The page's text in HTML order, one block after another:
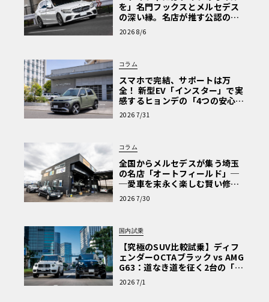
を」名門フックスとメルセデス
の深い縁。名店が推す公認の安
心と、Cクラスで味わうシルキー
な走り〈PR〉
2026 8/6
コラム
スマホで完結、サポートは万
全！ 新型EV「インスター」で実
感するヒョンデの「4つの安心」
【第1回・ヒョンデ6つの疑問：
Why? Hyundai?】〈PR〉
2026 7/31
コラム
全国からメルセデスが集う埼玉
の名店「オートフィールド」─
─愛車を末永く楽しむ賢い修理
術と、プロがフックス製オイル
を選ぶ理由〈PR〉
2026 7/30
国内試乗
【究極のSUV比較試乗】ディフ
ェンダーOCTAブラック vs AMG
G63：道なき道を征く2台の「対
極的アプローチ」
2026 7/1